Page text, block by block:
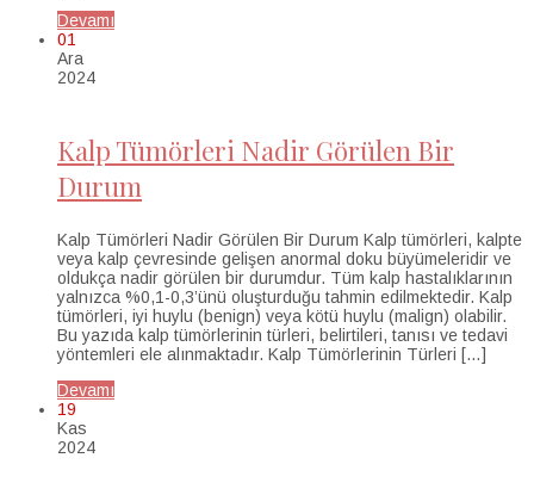
Devamı
01
Ara
2024
Kalp Tümörleri Nadir Görülen Bir
Durum
Kalp Tümörleri Nadir Görülen Bir Durum Kalp tümörleri, kalpte
veya kalp çevresinde gelişen anormal doku büyümeleridir ve
oldukça nadir görülen bir durumdur. Tüm kalp hastalıklarının
yalnızca %0,1-0,3’ünü oluşturduğu tahmin edilmektedir. Kalp
tümörleri, iyi huylu (benign) veya kötü huylu (malign) olabilir.
Bu yazıda kalp tümörlerinin türleri, belirtileri, tanısı ve tedavi
yöntemleri ele alınmaktadır. Kalp Tümörlerinin Türleri […]
Devamı
19
Kas
2024